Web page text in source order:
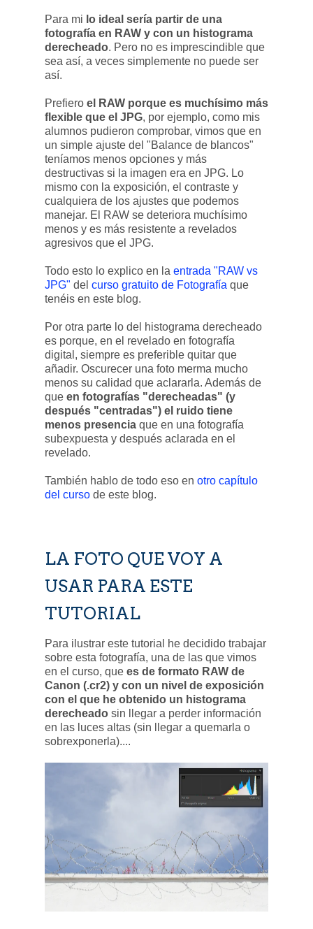
Para mi lo ideal sería partir de una
fotografía en RAW y con un histograma
derecheado. Pero no es imprescindible que
sea así, a veces simplemente no puede ser
así.
Prefiero el RAW porque es muchísimo más
flexible que el JPG, por ejemplo, como mis
alumnos pudieron comprobar, vimos que en
un simple ajuste del "Balance de blancos"
teníamos menos opciones y más
destructivas si la imagen era en JPG. Lo
mismo con la exposición, el contraste y
cualquiera de los ajustes que podemos
manejar. El RAW se deteriora muchísimo
menos y es más resistente a revelados
agresivos que el JPG.
Todo esto lo explico en la entrada "RAW vs
JPG" del curso gratuito de Fotografía que
tenéis en este blog.
Por otra parte lo del histograma derecheado
es porque, en el revelado en fotografía
digital, siempre es preferible quitar que
añadir. Oscurecer una foto merma mucho
menos su calidad que aclararla. Además de
que en fotografías "derecheadas" (y
después "centradas") el ruido tiene
menos presencia que en una fotografía
subexpuesta y después aclarada en el
revelado.
También hablo de todo eso en otro capítulo
del curso de este blog.
LA FOTO QUE VOY A
USAR PARA ESTE
TUTORIAL
Para ilustrar este tutorial he decidido trabajar
sobre esta fotografía, una de las que vimos
en el curso, que es de formato RAW de
Canon (.cr2) y con un nivel de exposición
con el que he obtenido un histograma
derecheado sin llegar a perder información
en las luces altas (sin llegar a quemarla o
sobrexponerla)....